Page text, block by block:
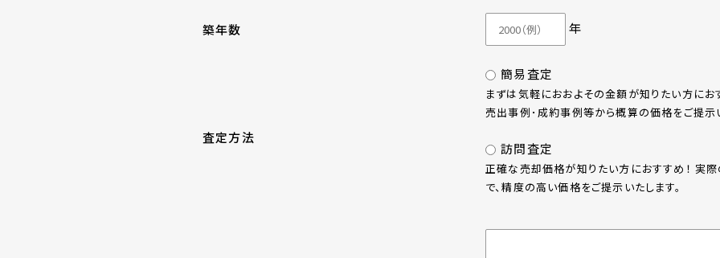
築年数 年
査定方法
簡易査定
まずは気軽におおよその金額が知りたい方に
売出事例･成約事例等から概算の価格をご提示
訪問査定
正確な売却価格が知りたい方におすすめ！ 実
で、精度の高い価格をご提示いたします。